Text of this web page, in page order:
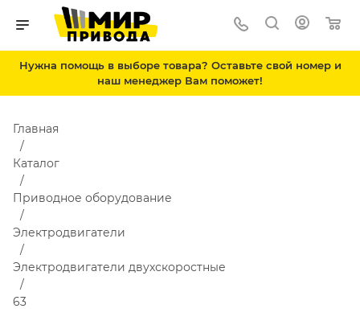
Нужна помощь в выборе товара? Оставьте свой номер и
наш менеджер Вам поможет!
Главная
Каталог
Приводное оборудование
Электродвигатели
Электродвигатели двухскоростные
63